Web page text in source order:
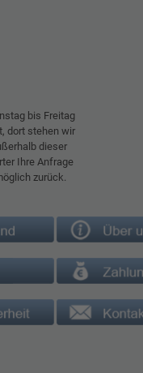
bis Freitag
dort stehen wir
dieser
Ihre Anfrage
zurück.